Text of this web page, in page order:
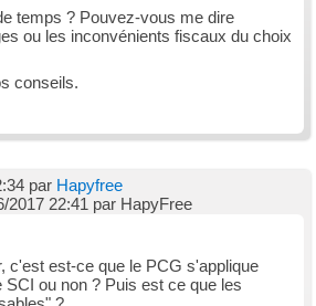
temps ? Pouvez-vous me dire
ou les inconvénients fiscaux du choix
conseils.
par Hapyfree
2017 22:41 par HapyFree
c'est est-ce que le PCG s'applique
SCI ou non ? Puis est ce que les